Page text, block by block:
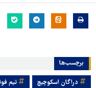
برچسب‌ها
دراگان اسکوچیچ تیم